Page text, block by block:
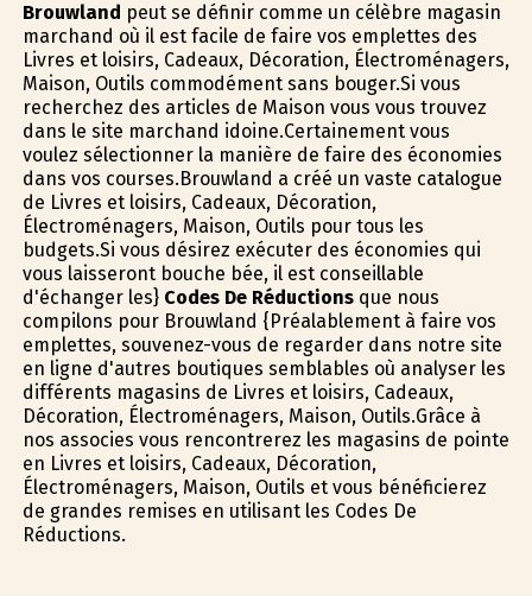
Brouwland peut se définir comme un célèbre magasin
marchand où il est facile de faire vos emplettes des
Livres et loisirs, Cadeaux, Décoration, Électroménagers,
Maison, Outils commodément sans bouger.Si vous
recherchez des articles de Maison vous vous trouvez
dans le site marchand idoine.Certainement vous
voulez sélectionner la manière de faire des économies
dans vos courses.Brouwland a créé un vaste catalogue
de Livres et loisirs, Cadeaux, Décoration,
Électroménagers, Maison, Outils pour tous les
budgets.Si vous désirez exécuter des économies qui
vous laisseront bouche bée, il est conseillable
d'échanger les} Codes De Réductionsque nous
compilons pour Brouwland {Préalablement à faire vos
emplettes, souvenez-vous de regarder dans notre site
en ligne d'autres boutiques semblables où analyser les
différents magasins de Livres et loisirs, Cadeaux,
Décoration, Électroménagers, Maison, Outils.Grâce à
nos associes vous rencontrerez les magasins de pointe
en Livres et loisirs, Cadeaux, Décoration,
Électroménagers, Maison, Outils et vous bénéficierez
de grandes remises en utilisant les Codes De
Réductions.